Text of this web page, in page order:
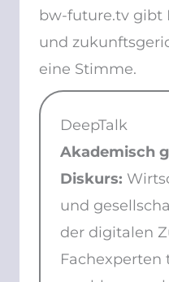
bw-future.tv gibt
und
eine Stimme.
DeepTalk
Akademisch
Diskurs:
und
der digitalen